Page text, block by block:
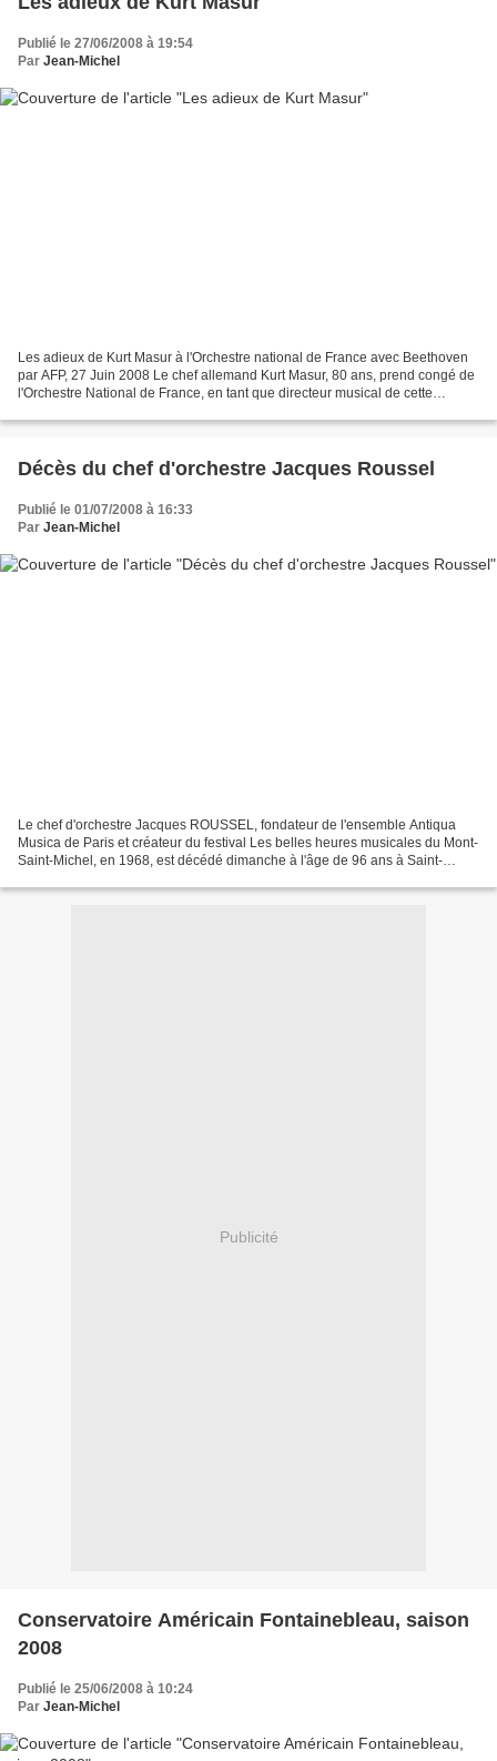
Publié le 27/06/2008 à 19:54
Par Jean-Michel
Les adieux de Kurt Masur à l'Orchestre national de France avec Beethoven
par AFP, 27 Juin 2008 Le chef allemand Kurt Masur, 80 ans, prend congé de
l'Orchestre National de France, en tant que directeur musical de cette
Décès du chef d'orchestre Jacques Roussel
Publié le 01/07/2008 à 16:33
Par Jean-Michel
Le chef d'orchestre Jacques ROUSSEL, fondateur de l'ensemble Antiqua
Musica de Paris et créateur du festival Les belles heures musicales du Mont-
Saint-Michel, en 1968, est décédé dimanche à l'âge de 96 ans à Saint-
Publicité
Conservatoire Américain Fontainebleau, saison
2008
Publié le 25/06/2008 à 10:24
Par Jean-Michel